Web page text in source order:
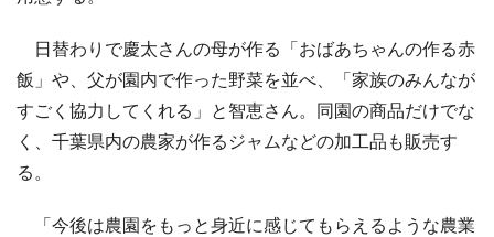
日替わりで慶太さんの母が作る「おばあちゃんの作る赤
飯」や、父が園内で作った野菜を並べ、「家族のみんなが
すごく協力してくれる」と智恵さん。同園の商品だけでな
く、千葉県内の農家が作るジャムなどの加工品も販売す
る。
「今後は農園をもっと身近に感じてもらえるような農業